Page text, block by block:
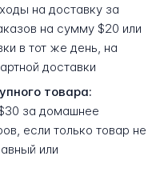
на доставку за
на сумму $20 или
в тот же день, на
доставки
товара:
за домашнее
если только товар не
или